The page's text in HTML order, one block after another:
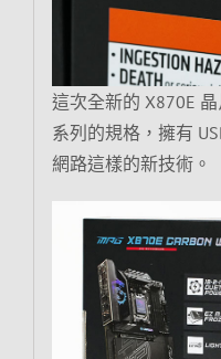
這次全新的 X870E
系列的規格，擁有
網路這樣的新技術。